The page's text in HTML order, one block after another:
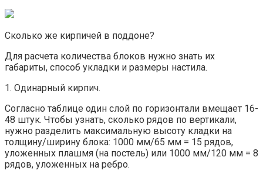
Сколько же кирпичей в поддоне?
Для расчета количества блоков нужно знать их
габариты, способ укладки и размеры настила.
1. Одинарный кирпич.
Согласно таблице один слой по горизонтали вмещает 16-
48 штук. Чтобы узнать, сколько рядов по вертикали,
нужно разделить максимальную высоту кладки на
толщину/ширину блока: 1000 мм/65 мм = 15 рядов,
уложенных плашмя (на постель) или 1000 мм/120 мм = 8
рядов, уложенных на ребро.